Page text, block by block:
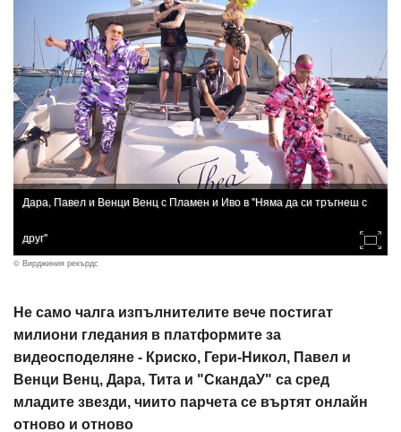
Дара, Павел и Венци Венц с Пламен и Иво в "Няма да си тръгнеш с
друг"
© Вирджиния рекърдс
Не само чалга изпълнителите вече постигат
милиони гледания в платформите за
видеосподеляне - Криско, Гери-Никол, Павел и
Венци Венц, Дара, Тита и "СкандаУ" са сред
младите звезди, чиито парчета се въртят онлайн
отново и отново